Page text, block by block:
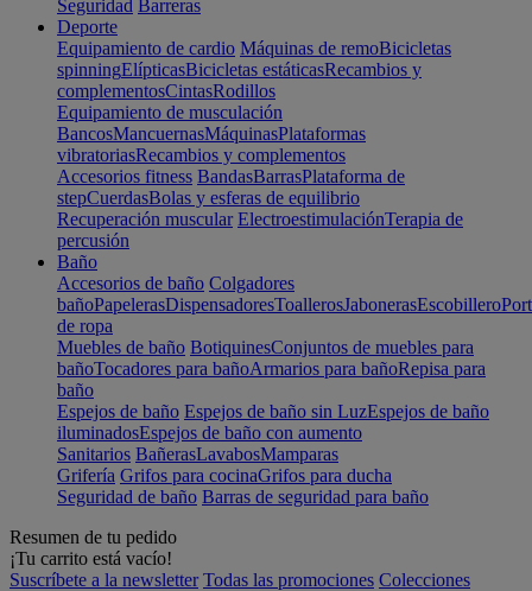
Seguridad Barreras
Deporte
Equipamiento de cardio Máquinas de remoBicicletas
spinningElípticasBicicletas estáticasRecambios y
complementosCintasRodillos
Equipamiento de musculación
BancosMancuernasMáquinasPlataformas
vibratoriasRecambios y complementos
Accesorios fitness BandasBarrasPlataforma de
stepCuerdasBolas y esferas de equilibrio
Recuperación muscular ElectroestimulaciónTerapia de
percusión
Baño
Accesorios de baño Colgadores
bañoPapelerasDispensadoresToallerosJabonerasEscobillero
de ropa
Muebles de baño BotiquinesConjuntos de muebles para
bañoTocadores para bañoArmarios para bañoRepisa para
baño
Espejos de baño Espejos de baño sin LuzEspejos de baño
iluminadosEspejos de baño con aumento
Sanitarios BañerasLavabosMamparas
Grifería Grifos para cocinaGrifos para ducha
Seguridad de baño Barras de seguridad para baño
Resumen de tu pedido
¡Tu carrito está vacío!
Suscríbete a la newsletter Todas las promociones Colecciones